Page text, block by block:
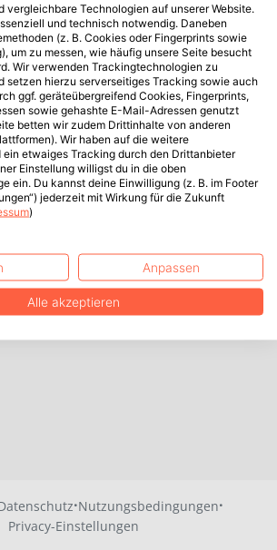
·Nutzungsbedingungen·
Privacy-Einstellungen
vergleichbare Technologien auf unserer Website.
und technisch notwendig. Daneben
(z. B. Cookies oder Fingerprints sowie
um zu messen, wie häufig unsere Seite besucht
Wir verwenden Trackingtechnologien zu
setzen hierzu serverseitiges Tracking sowie auch
ggf. geräteübergreifend Cookies, Fingerprints,
sowie gehashte E-Mail-Adressen genutzt
betten wir zudem Drittinhalte von anderen
Wir haben auf die weitere
etwaiges Tracking durch den Drittanbieter
Einstellung willigst du in die oben
ein. Du kannst deine Einwilligung (z. B. im Footer
jederzeit mit Wirkung für die Zukunft
)
Anpassen
Alle akzeptieren